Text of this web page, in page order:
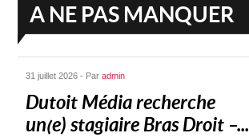
A NE PAS MANQUER
31 juillet 2026 - Par admin
Dutoit Média recherche
un(e) stagiaire Bras Droit –...